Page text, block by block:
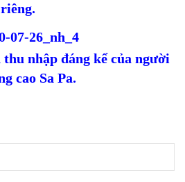
nhập đáng kể của người
cao Sa Pa.